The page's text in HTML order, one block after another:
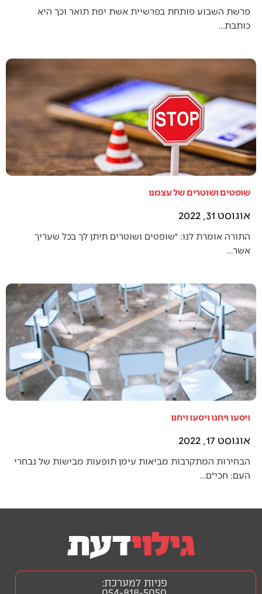
פרשת השבוע פותחת בפרשיית אשת יפת תואר וכך היא
כותבת…
שופטים ושוטרים של עצמנו
אוגוסט 31, 2022
התורה אומרת לנו: ״שופטים ושוטרים תיתן לך בכל שעריך
אשר…
ויסעו ויחנו ויסעו ויחנו
אוגוסט 17, 2022
הבחירות המתקרבות מביאות עימן תופעות מבישות של נבחרי
העם: חכי״ם…
פניות למערכת: